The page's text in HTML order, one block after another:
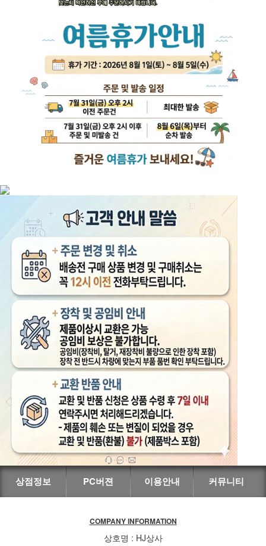
상점정보 PC버젼 이용안내 커뮤니티
COMPANY INFORMATION
상호명 : HJ상사